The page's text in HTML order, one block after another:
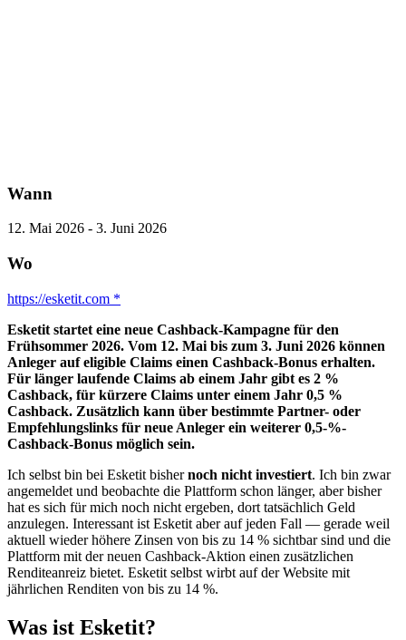
Wann
12. Mai 2026 - 3. Juni 2026
Wo
https://esketit.com *
Esketit startet eine neue Cashback-Kampagne für den
Frühsommer 2026. Vom 12. Mai bis zum 3. Juni 2026 können
Anleger auf eligible Claims einen Cashback-Bonus erhalten.
Für länger laufende Claims ab einem Jahr gibt es 2 %
Cashback, für kürzere Claims unter einem Jahr 0,5 %
Cashback. Zusätzlich kann über bestimmte Partner- oder
Empfehlungslinks für neue Anleger ein weiterer 0,5-%-
Cashback-Bonus möglich sein.
Ich selbst bin bei Esketit bishernoch nicht investiert. Ich bin zwar
angemeldet und beobachte die Plattform schon länger, aber bisher
hat es sich für mich noch nicht ergeben, dort tatsächlich Geld
anzulegen. Interessant ist Esketit aber auf jeden Fall — gerade weil
aktuell wieder höhere Zinsen von bis zu 14 % sichtbar sind und die
Plattform mit der neuen Cashback-Aktion einen zusätzlichen
Renditeanreiz bietet. Esketit selbst wirbt auf der Website mit
jährlichen Renditen von bis zu 14 %.
Was ist Esketit?